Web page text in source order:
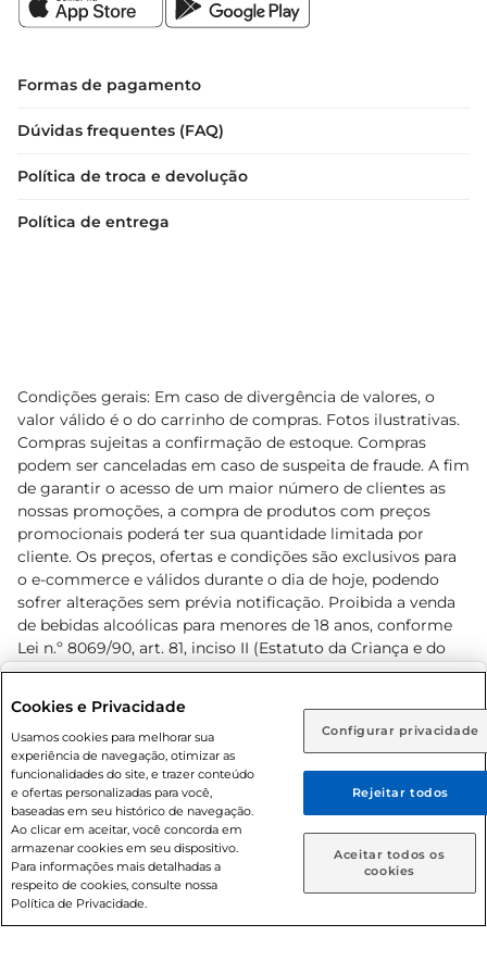
Rio de Janeiro (RJ) Goiás (GO)
Ou
Caso queira comprar online, informe como deseja receber
suas compras:
Entrega em casa Retire em Loja
Formas de pagamento
Dúvidas frequentes (FAQ)
Política de troca e devolução
Política de entrega
Condições gerais: Em caso de divergência de valores, o
valor válido é o do carrinho de compras. Fotos ilustrativas.
Compras sujeitas a confirmação de estoque. Compras
podem ser canceladas em caso de suspeita de fraude. A fim
de garantir o acesso de um maior número de clientes as
nossas promoções, a compra de produtos com preços
promocionais poderá ter sua quantidade limitada por
cliente. Os preços, ofertas e condições são exclusivos para
o e-commerce e válidos durante o dia de hoje, podendo
sofrer alterações sem prévia notificação. Proibida a venda
de bebidas alcoólicas para menores de 18 anos, conforme
Lei n.º 8069/90, art. 81, inciso II (Estatuto da Criança e do
Adolescente). Preços e condições exclusivos para o
prévio. O valor mínimo para as compras on-line é de R$
80,00.
© 2026 Copyright. Todos os direitos
reservados Prezunic.
Cookies e Privacidade
Usamos cookies para melhorar sua
experiência de navegação, otimizar as
funcionalidades do site, e trazer conteúdo
e ofertas personalizadas para você,
baseadas em seu histórico de navegação.
Ao clicar em aceitar, você concorda em
armazenar cookies em seu dispositivo.
Para informações mais detalhadas a
respeito de cookies, consulte nossa
Política de Privacidade.
Configurar privacidade
Rejeitar todos
Aceitar todos os
cookies